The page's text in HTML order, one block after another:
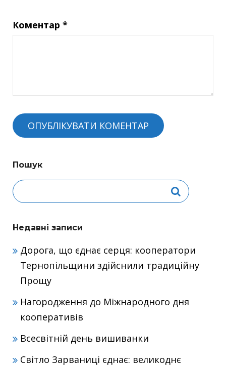
Коментар *
Пошук
Недавні записи
Дорога, що єднає серця: кооператори
Тернопільщини здійснили традиційну
Прощу
Нагородження до Міжнародного дня
кооперативів
Всесвітній день вишиванки
Світло Зарваниці єднає: великоднє